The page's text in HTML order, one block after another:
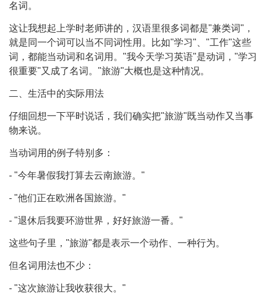
名词。
这让我想起上学时老师讲的，汉语里很多词都是"兼类词"，
就是同一个词可以当不同词性用。比如"学习"、"工作"这些
词，都能当动词和名词用。"我今天学习英语"是动词，"学习
很重要"又成了名词。"旅游"大概也是这种情况。
二、生活中的实际用法
仔细回想一下平时说话，我们确实把"旅游"既当动作又当事
物来说。
当动词用的例子特别多：
- "今年暑假我打算去云南旅游。"
- "他们正在欧洲各国旅游。"
- "退休后我要环游世界，好好旅游一番。"
这些句子里，"旅游"都是表示一个动作、一种行为。
但名词用法也不少：
- "这次旅游让我收获很大。"